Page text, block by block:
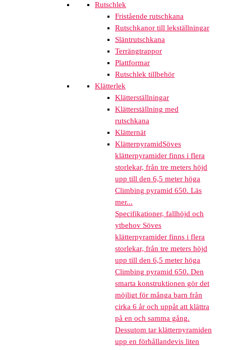
Rutschlek
Fristående rutschkana
Rutschkanor till lekställningar
Släntrutschkana
Terrängtrappor
Plattformar
Rutschlek tillbehör
Klätterlek
Klätterställningar
Klätterställning med
rutschkana
Klätternät
KlätterpyramidSöves
klätterpyramider finns i flera
storlekar, från tre meters höjd
upp till den 6,5 meter höga
Climbing pyramid 650. Läs
mer...
Specifikationer, fallhöjd och
ytbehov Söves
klätterpyramider finns i flera
storlekar, från tre meters höjd
upp till den 6,5 meter höga
Climbing pyramid 650. Den
smarta konstruktionen gör det
möjligt för många barn från
cirka 6 år och uppåt att klättra
på en och samma gång.
Dessutom tar klätterpyramiden
upp en förhållandevis liten